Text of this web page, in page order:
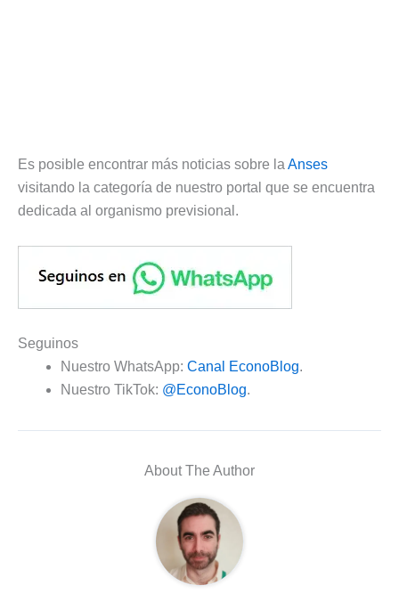
Es posible encontrar más noticias sobre la Anses
visitando la categoría de nuestro portal que se encuentra
dedicada al organismo previsional.
Seguinos
Nuestro WhatsApp: Canal EconoBlog.
Nuestro TikTok: @EconoBlog.
About The Author